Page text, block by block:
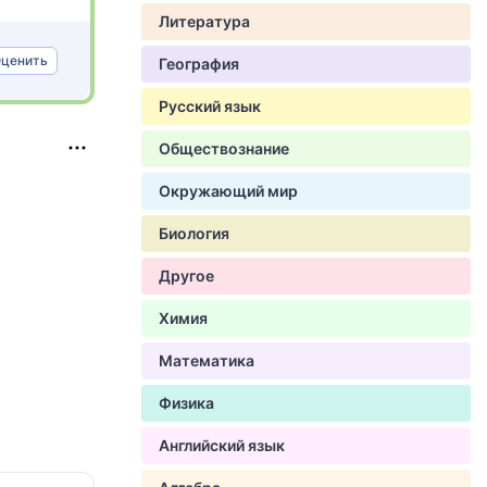
Литература
География
Русский язык
Обществознание
Окружающий мир
Биология
Другое
Химия
Математика
Физика
Английский язык